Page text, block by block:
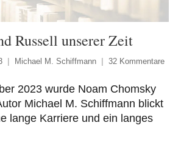
Russell unserer Zeit
Michael M. Schiffmann 32 Kommentare
2023 wurde Noam Chomsky
Michael M. Schiffmann blickt
lange Karriere und ein langes